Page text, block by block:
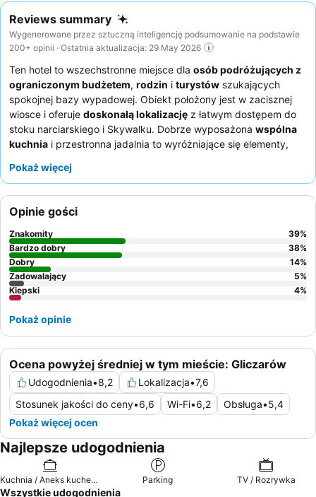
Reviews summary
Wygenerowane przez sztuczną inteligencję podsumowanie na podstawie
200+ opinii · Ostatnia aktualizacja: 29 May 2026
Ten hotel to wszechstronne miejsce dla osób podróżujących z
ograniczonym budżetem, rodzin i turystów szukających
spokojnej bazy wypadowej. Obiekt położony jest w zacisznej
wiosce i oferuje doskonałą lokalizację z łatwym dostępem do
stoku narciarskiego i Skywalku. Dobrze wyposażona wspólna
kuchnia i przestronna jadalnia to wyróżniające się elementy,
samodzielnego przygotowywania posiłków. Goście
personel, a wśród wyróżniających się elementów wymieniają
pyszne kolacje i tradycyjne dania lokalne. Osoby szukające
ciszy powinny poprosić o pokój z dala od części wspólnych,
aby w pełni cieszyć się spokojnym otoczeniem.
Pokaż więcej
Ocena powyżej średniej w tym mieście: Gliczarów
Udogodnienia•8,2 Lokalizacja•7,6
Stosunek jakości do ceny•6,6 Wi-Fi•6,2 Obsługa•5,4
Pokaż więcej ocen
Opinie gości
Znakomity 39%
Bardzo dobry
38%
Dobry
14%
Zadowalający
5%
Kiepski
4%
Pokaż opinie
Najlepsze udogodnienia
Kuchnia / Aneks kuchenny Parking TV / Rozrywka
Wszystkie udogodnienia